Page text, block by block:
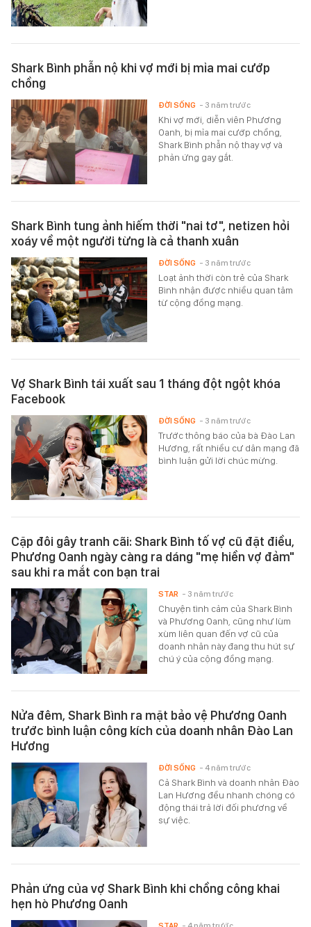
Shark Bình phẫn nộ khi vợ mới bị mỉa mai cướp
chồng
Khi vợ mới, diễn viên Phương
Oanh, bị mỉa mai cướp chồng,
Shark Bình phẫn nộ thay vợ và
phản ứng gay gắt.
ĐỜI SỐNG - 3 năm trước
Shark Bình tung ảnh hiếm thời "nai tơ", netizen hỏi
xoáy về một người từng là cả thanh xuân
Loạt ảnh thời còn trẻ của Shark
Bình nhận được nhiều quan tâm
từ cộng đồng mạng.
ĐỜI SỐNG - 3 năm trước
Vợ Shark Bình tái xuất sau 1 tháng đột ngột khóa
Facebook
Trước thông báo của bà Đào Lan
Hương, rất nhiều cư dân mạng đã
bình luận gửi lời chúc mừng.
ĐỜI SỐNG - 3 năm trước
Cặp đôi gây tranh cãi: Shark Bình tố vợ cũ đặt điều,
Phương Oanh ngày càng ra dáng "mẹ hiền vợ đảm"
sau khi ra mắt con bạn trai
Chuyện tình cảm của Shark Bình
và Phương Oanh, cũng như lùm
xùm liên quan đến vợ cũ của
doanh nhân này đang thu hút sự
chú ý của cộng đồng mạng.
STAR - 3 năm trước
Nửa đêm, Shark Bình ra mặt bảo vệ Phương Oanh
trước bình luận công kích của doanh nhân Đào Lan
Hương
Cả Shark Bình và doanh nhân Đào
Lan Hương đều nhanh chóng có
động thái trả lời đối phương về
sự việc.
ĐỜI SỐNG - 4 năm trước
Phản ứng của vợ Shark Bình khi chồng công khai
hẹn hò Phương Oanh